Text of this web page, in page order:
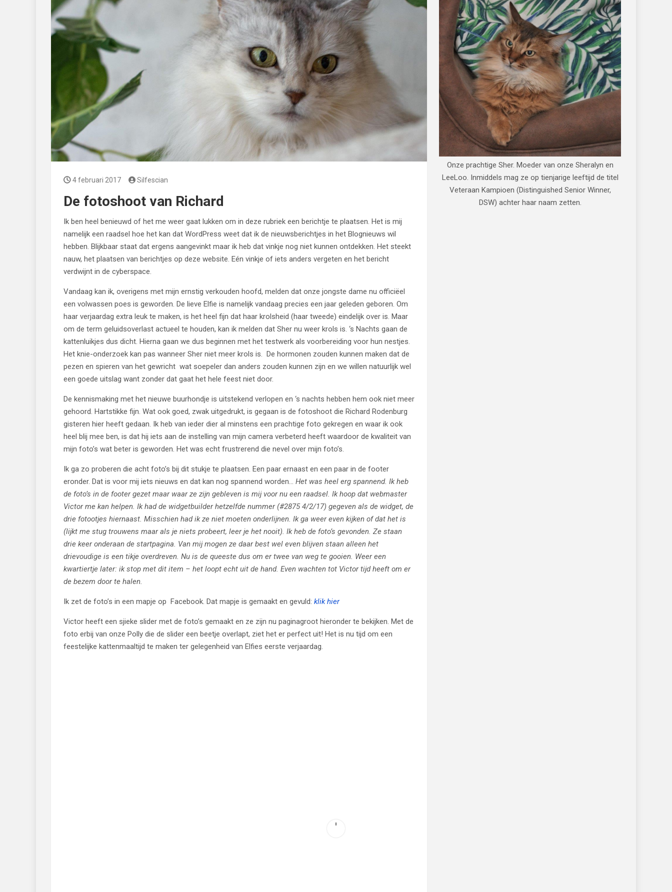
4 februari 2017 Silfescian
De fotoshoot van Richard
Ik ben heel benieuwd of het me weer gaat lukken om in deze rubriek een berichtje te plaatsen. Het is mij
namelijk een raadsel hoe het kan dat WordPress weet dat ik de nieuwsberichtjes in het Blognieuws wil
hebben. Blijkbaar staat dat ergens aangevinkt maar ik heb dat vinkje nog niet kunnen ontdekken. Het steekt
nauw, het plaatsen van berichtjes op deze website. Eén vinkje of iets anders vergeten en het bericht
verdwijnt in de cyberspace.
Vandaag kan ik, overigens met mijn ernstig verkouden hoofd, melden dat onze jongste dame nu officiëel
een volwassen poes is geworden. De lieve Elfie is namelijk vandaag precies een jaar geleden geboren. Om
haar verjaardag extra leuk te maken, is het heel fijn dat haar krolsheid (haar tweede) eindelijk over is. Maar
om de term geluidsoverlast actueel te houden, kan ik melden dat Sher nu weer krols is. ‘s Nachts gaan de
kattenluikjes dus dicht. Hierna gaan we dus beginnen met het testwerk als voorbereiding voor hun nestjes.
Het knie-onderzoek kan pas wanneer Sher niet meer krols is. De hormonen zouden kunnen maken dat de
pezen en spieren van het gewricht wat soepeler dan anders zouden kunnen zijn en we willen natuurlijk wel
een goede uitslag want zonder dat gaat het hele feest niet door.
De kennismaking met het nieuwe buurhondje is uitstekend verlopen en ‘s nachts hebben hem ook niet meer
gehoord. Hartstikke fijn. Wat ook goed, zwak uitgedrukt, is gegaan is de fotoshoot die Richard Rodenburg
gisteren hier heeft gedaan. Ik heb van ieder dier al minstens een prachtige foto gekregen en waar ik ook
heel blij mee ben, is dat hij iets aan de instelling van mijn camera verbeterd heeft waardoor de kwaliteit van
mijn foto’s wat beter is geworden. Het was echt frustrerend die nevel over mijn foto’s.
Ik ga zo proberen die acht foto’s bij dit stukje te plaatsen. Een paar ernaast en een paar in de footer
eronder. Dat is voor mij iets nieuws en dat kan nog spannend worden… Het was heel erg spannend. Ik heb
de foto’s in de footer gezet maar waar ze zijn gebleven is mij voor nu een raadsel. Ik hoop dat webmaster
Victor me kan helpen. Ik had de widgetbuilder hetzelfde nummer (#2875 4/2/17) gegeven als de widget, de
drie fotootjes hiernaast. Misschien had ik ze niet moeten onderlijnen. Ik ga weer even kijken of dat het is
(lijkt me stug trouwens maar als je niets probeert, leer je het nooit). Ik heb de foto’s gevonden. Ze staan
drie keer onderaan de startpagina. Van mij mogen ze daar best wel even blijven staan alleen het
drievoudige is een tikje overdreven. Nu is de queeste dus om er twee van weg te gooien. Weer een
kwartiertje later: ik stop met dit item – het loopt echt uit de hand. Even wachten tot Victor tijd heeft om er
de bezem door te halen.
Ik zet de foto’s in een mapje op Facebook. Dat mapje is gemaakt en gevuld: klik hier
Victor heeft een sjieke slider met de foto’s gemaakt en ze zijn nu paginagroot hieronder te bekijken. Met de
foto erbij van onze Polly die de slider een beetje overlapt, ziet het er perfect uit! Het is nu tijd om een
feestelijke kattenmaaltijd te maken ter gelegenheid van Elfies eerste verjaardag.
Onze prachtige Sher. Moeder van onze Sheralyn en
LeeLoo. Inmiddels mag ze op tienjarige leeftijd de titel
Veteraan Kampioen (Distinguished Senior Winner,
DSW) achter haar naam zetten.